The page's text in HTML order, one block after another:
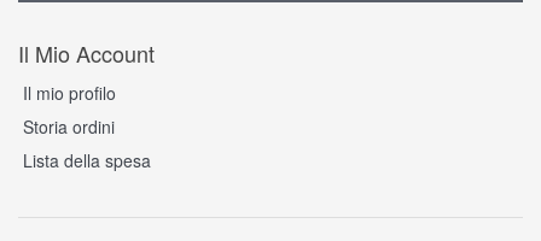
Il Mio Account
Il mio profilo
Storia ordini
Lista della spesa